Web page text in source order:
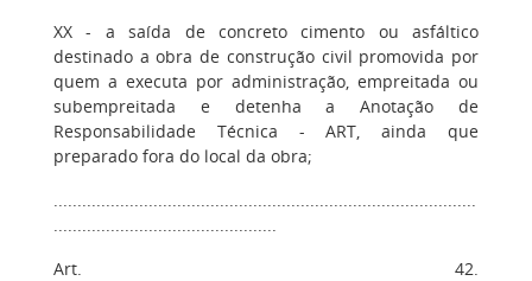
XX - a saída de concreto cimento ou asfáltico
destinado a obra de construção civil promovida por
quem a executa por administração, empreitada ou
subempreitada e detenha a Anotação de
Responsabilidade Técnica - ART, ainda que
preparado fora do local da obra;
.........................................................................................
...............................................
Art. 42.